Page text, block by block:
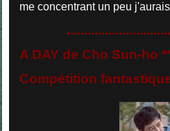
me concentrant un peu
A DAY de Cho Sun-ho
Compétition